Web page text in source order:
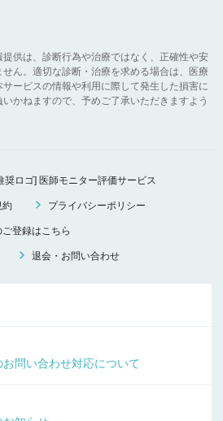
供は、診断行為や治療ではなく、正確性や安
ん。適切な診断・治療を求める場合は、医療
ービスの情報や利用に際して発生した損害に
かねますので、予めご了承いただきますよう
奨ロゴ] 医師モニター評価サービス
約 プライバシーポリシー
登録はこちら
退会・お問い合わせ
問い合わせ対応について